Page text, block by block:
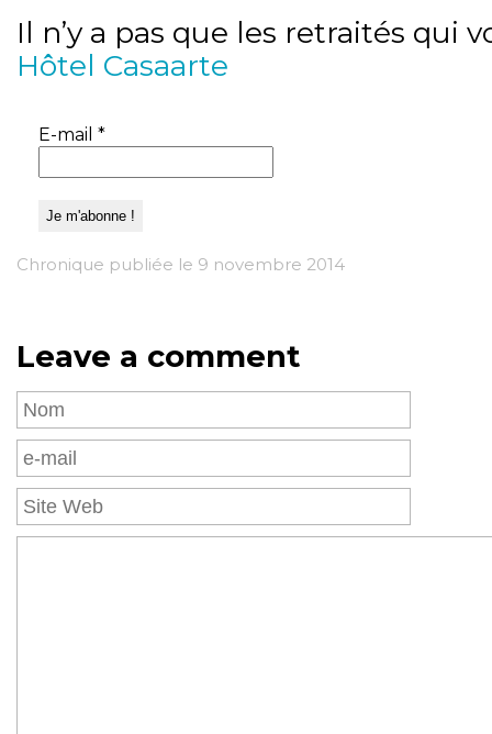
Il n’y a pas que les retraités qui
Hôtel Casaarte
E-mail *
Chronique publiée le 9 novembre 2014
Leave a comment